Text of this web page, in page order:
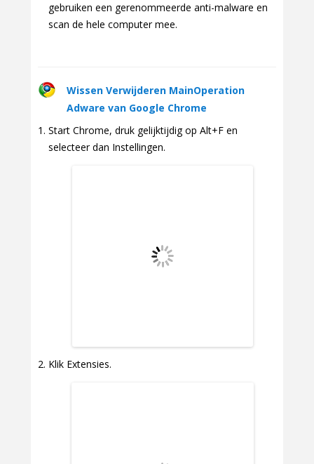
gebruiken een gerenommeerde anti-malware en
scan de hele computer mee.
Wissen Verwijderen MainOperation
Adware van Google Chrome
Start Chrome, druk gelijktijdig op Alt+F en
selecteer dan Instellingen.
Klik Extensies.